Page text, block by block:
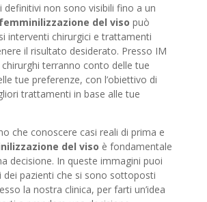
definitivi non sono visibili fino a un
femminilizzazione del viso può
interventi chirurgici e trattamenti
il risultato desiderato. Presso IM
terranno conto delle tue
tue preferenze, con l’obiettivo di
trattamenti in base alle tue
che conoscere casi reali di prima e
del viso è fondamentale
decisione. In queste immagini puoi
dei pazienti che si sono sottoposti
la nostra clinica, per farti un’idea